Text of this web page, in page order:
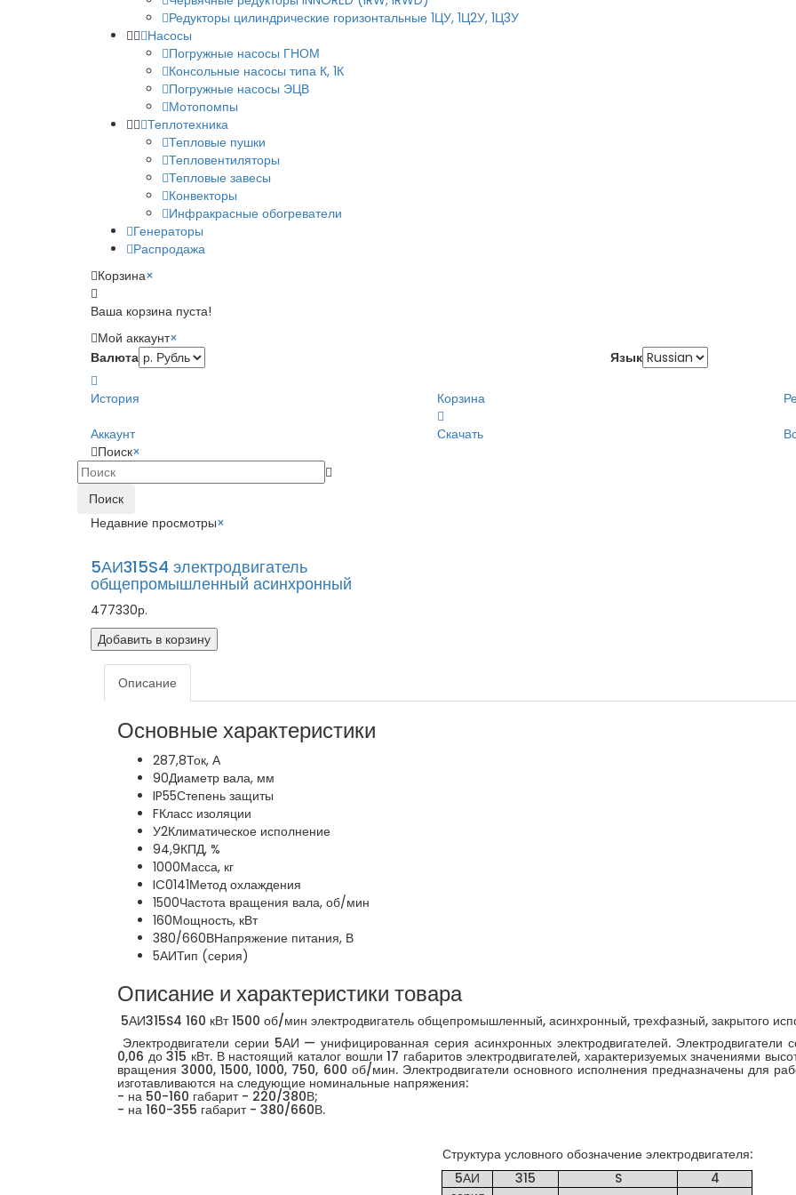
Редукторы цилиндрические горизонтальные 1ЦУ, 1Ц2У, 1Ц3У
Насосы
Погружные насосы ГНОМ
Консольные насосы типа К, 1К
Погружные насосы ЭЦВ
Мотопомпы
Теплотехника
Тепловые пушки
Тепловентиляторы
Тепловые завесы
Конвекторы
Инфракрасные обогреватели
Генераторы
Распродажа
Корзина×
Ваша корзина пуста!
Мой аккаунт×
Валюта
Язык
История Корзина
Аккаунт
Скачать
Поиск×
Поиск
Недавние просмотры×
5АИ315S4 электродвигатель
общепромышленный асинхронный
477330р.
Добавить в корзину
Описание
Основные характеристики
287,8Ток, А
90Диаметр вала, мм
IP55Степень защиты
FКласс изоляции
У2Климатическое исполнение
94,9КПД, %
1000Масса, кг
IC0141Метод охлаждения
1500Частота вращения вала, об/мин
160Мощность, кВт
380/660ВНапряжение питания, В
5АИТип (серия)
Описание и характеристики товара
5АИ315S4 160 кВт 1500 об/мин электродвигатель общепромышленный, асинхронный, трехфазный, закрытого
Электродвигатели серии 5АИ — унифицированная серия асинхронных электродвигателей.
0,06 до 315 кВт. В настоящий каталог вошли 17 габаритов электродвигателей, характеризуемых значениями
вращения 3000, 1500, 1000, 750, 600 об/мин. Электродвигатели основного исполнения предназначены для
изготавливаются на следующие номинальные напряжения:
- на 50-160 габарит - 220/380В;
- на 160-355 габарит - 380/660В.
Структура условного обозначение электродвигателя:
5АИ
315 S
4